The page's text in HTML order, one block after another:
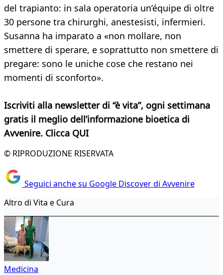
del trapianto: in sala operatoria un’équipe di oltre
30 persone tra chirurghi, anestesisti, infermieri.
Susanna ha imparato a «non mollare, non
smettere di sperare, e soprattutto non smettere di
pregare: sono le uniche cose che restano nei
momenti di sconforto».
Iscriviti alla newsletter di “è vita”, ogni settimana
gratis il meglio dell’informazione bioetica di
Avvenire. Clicca QUI
© RIPRODUZIONE RISERVATA
Seguici anche su Google Discover di Avvenire
Altro di Vita e Cura
Medicina